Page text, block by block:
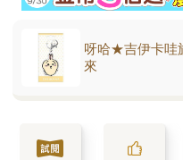
呀哈★吉伊卡哇
來